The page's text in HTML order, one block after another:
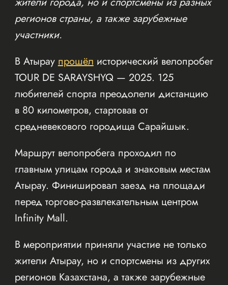
регионов страны, а также зарубежные
участники.
В Атыраупрошёлисторический велопробег
TOUR DE SARAYSHYQ — 2025. 125
любителей спорта преодолели дистанцию
в 80 километров, стартовав от
средневекового городища Сарайшык.
Маршрут велопробега проходил по
главным улицам города и знаковым местам
Атырау. Финишировал заезд на площади
перед торгово-развлекательным центром
Infinity Mall.
В мероприятии приняли участие не только
жители Атырау, но и спортсмены из других
регионов Казахстана, а также зарубежные